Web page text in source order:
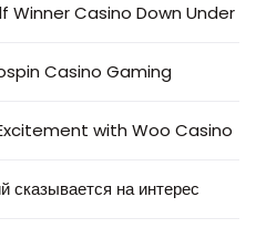
Winner Casino Down Under
Casino Gaming
with Woo Casino
сказывается на интерес